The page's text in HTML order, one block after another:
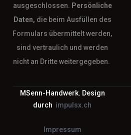
ausgeschlossen. Persönliche
Daten, die beim Ausfüllen des
Formulars übermittelt werden,
sind vertraulich und werden
nicht an Dritte weitergegeben.
MSenn-Handwerk. Design
durch impulsx.ch
Impressum